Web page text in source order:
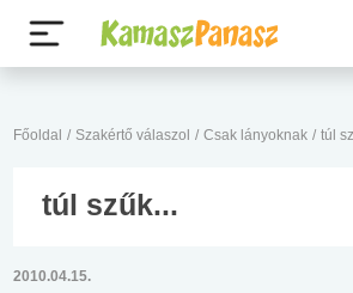
Főoldal / Szakértő válaszol / Csak lányoknak / túl
túl szűk...
2010.04.15.